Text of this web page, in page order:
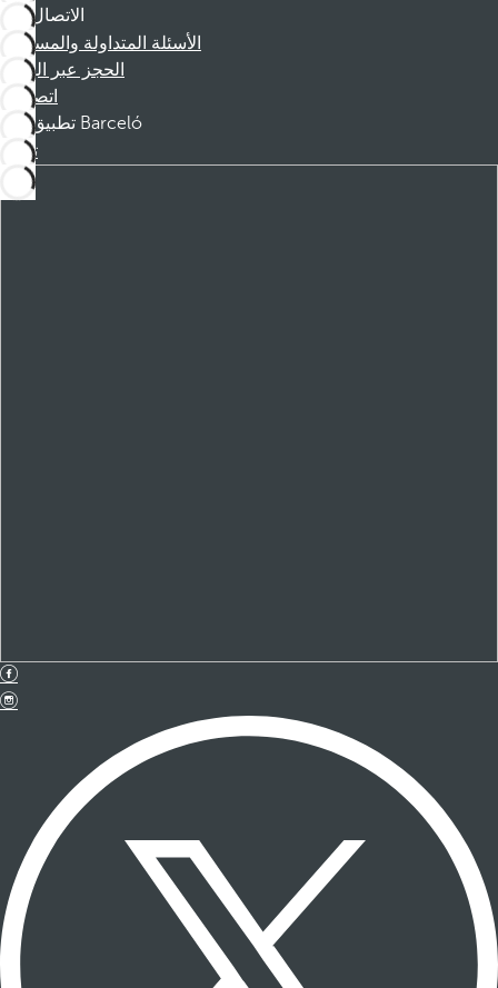
الاتصال
الأسئلة المتداولة والمساعدة
الحجز عبر الهاتف
اتصل بنا
تطبيق Barceló
تنزيل